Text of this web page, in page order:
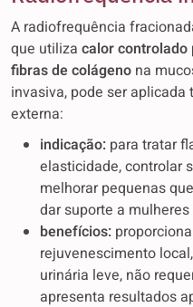
A radiofrequência
que utiliza calor controlado
fibras de colágeno na
invasiva, pode ser
externa:
indicação: para tratar
elasticidade, controlar
melhorar pequenas
dar suporte a
benefícios:
rejuvenescimento
urinária leve, não
apresenta resultados